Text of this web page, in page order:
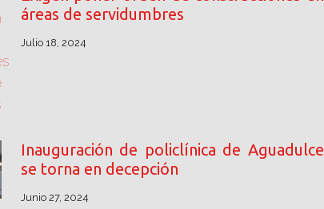
áreas de servidumbres
Julio 18, 2024
Inauguración de policlínica de Aguadulce
se torna en decepción
Junio 27, 2024